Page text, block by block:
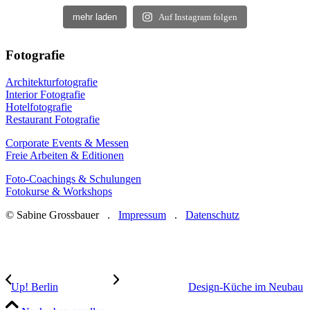
mehr laden Auf Instagram folgen
Fotografie
Architekturfotografie
Interior Fotografie
Hotelfotografie
Restaurant Fotografie
Corporate Events & Messen
Freie Arbeiten & Editionen
Foto-Coachings & Schulungen
Fotokurse & Workshops
© Sabine Grossbauer . Impressum . Datenschutz
Up! Berlin Design-Küche im Neubau